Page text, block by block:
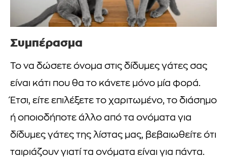
Συμπέρασμα
Το να δώσετε όνομα στις δίδυμες γάτες σας
είναι κάτι που θα το κάνετε μόνο μία φορά.
Έτσι, είτε επιλέξετε το χαριτωμένο, το διάσημο
ή οποιοδήποτε άλλο από τα ονόματα για
δίδυμες γάτες της λίστας μας, βεβαιωθείτε ότι
ταιριάζουν γιατί τα ονόματα είναι για πάντα.